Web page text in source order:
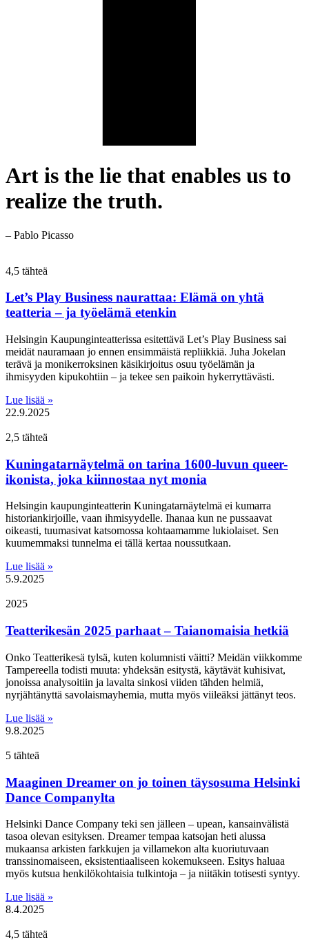
Art is the lie that enables us to
realize the truth.
– Pablo Picasso
4,5 tähteä
Let’s Play Business naurattaa: Elämä on yhtä
teatteria – ja työelämä etenkin
Helsingin Kaupunginteatterissa esitettävä Let’s Play Business sai
meidät nauramaan jo ennen ensimmäistä repliikkiä. Juha Jokelan
terävä ja monikerroksinen käsikirjoitus osuu työelämän ja
ihmisyyden kipukohtiin – ja tekee sen paikoin hykerryttävästi.
Lue lisää »
22.9.2025
2,5 tähteä
Kuningatarnäytelmä on tarina 1600-luvun queer-
ikonista, joka kiinnostaa nyt monia
Helsingin kaupunginteatterin Kuningatarnäytelmä ei kumarra
historiankirjoille, vaan ihmisyydelle. Ihanaa kun ne pussaavat
oikeasti, tuumasivat katsomossa kohtaamamme lukiolaiset. Sen
kuumemmaksi tunnelma ei tällä kertaa noussutkaan.
Lue lisää »
5.9.2025
2025
Teatterikesän 2025 parhaat – Taianomaisia hetkiä
Onko Teatterikesä tylsä, kuten kolumnisti väitti? Meidän viikkomme
Tampereella todisti muuta: yhdeksän esitystä, käytävät kuhisivat,
jonoissa analysoitiin ja lavalta sinkosi viiden tähden helmiä,
nyrjähtänyttä savolaismayhemia, mutta myös viileäksi jättänyt teos.
Lue lisää »
9.8.2025
5 tähteä
Maaginen Dreamer on jo toinen täysosuma Helsinki
Dance Companylta
Helsinki Dance Company teki sen jälleen – upean, kansainvälistä
tasoa olevan esityksen. Dreamer tempaa katsojan heti alussa
mukaansa arkisten farkkujen ja villamekon alta kuoriutuvaan
transsinomaiseen, eksistentiaaliseen kokemukseen. Esitys haluaa
myös kutsua henkilökohtaisia tulkintoja – ja niitäkin totisesti syntyy.
Lue lisää »
8.4.2025
4,5 tähteä